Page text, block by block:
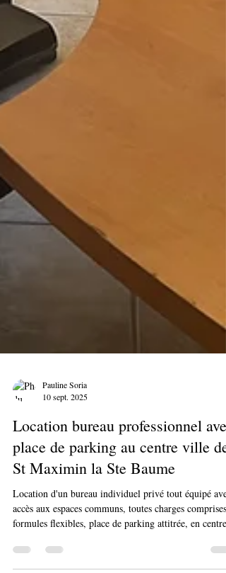
10 sept. 2025
Location bureau professionnel avec
place de parking au centre ville de
St Maximin la Ste Baume
Location d'un bureau individuel privé tout équipé avec
formules flexibles, place de parking attitrée, en centre
ville de St Maximin à 5mn à pied de la place Malherbe